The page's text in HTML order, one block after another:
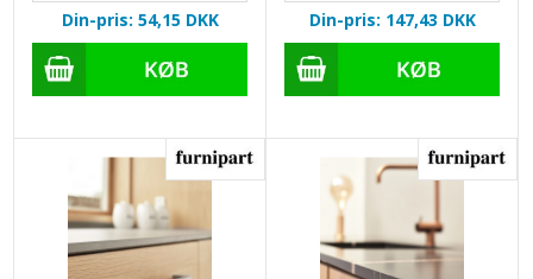
Din-pris: 54,15 DKK Din-pris: 147,43 DKK